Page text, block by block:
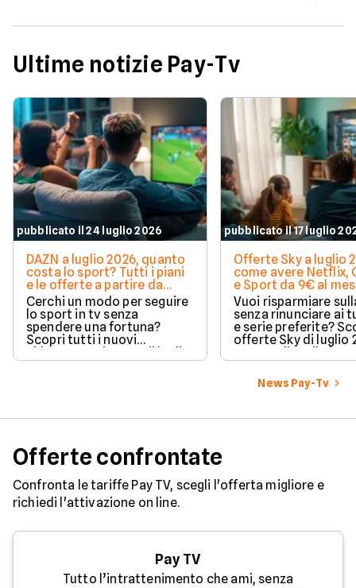
Ultime notizie Pay-Tv
pubblicato il 24 luglio 2026
DAZN a luglio 2026, quanto
costa lo sport? Tutti i piani
e le offerte a partire da
11,99€
Cerchi un modo per seguire
lo sport in tv senza
spendere una fortuna?
Scopri tutti i nuovi
abbonamenti DAZN di luglio
2026 e trova l'offerta
pubblicato il 17 luglio
Offerte Sky a luglio
come avere Netflix,
e Sport da 9€ al
Vuoi risparmiare
senza rinunciare ai
e serie preferite?
offerte Sky di luglio
per scegliere il
adatto alle tue
ottimizzare le
News Pay-Tv
Offerte confrontate
Confronta le tariffe Pay TV, scegli l'offerta migliore e
richiedi l'attivazione on line.
Pay TV
Tutto l’intrattenimento che ami, senza